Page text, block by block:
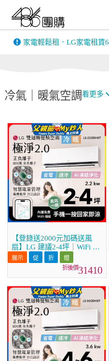
家電輕鬆租．LG家電租
冷氣｜暖氣空調看更多
【登錄送2000元加碼送風
扇】LG 建議2-4坪｜WiFi 雙
迴轉變頻空調｜極淨2.0系列
｜AI 氣流 & 奈米離子 (LS-
31410